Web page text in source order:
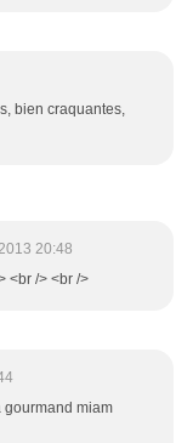
bien craquantes,
20:48
<br /> <br />
gourmand miam